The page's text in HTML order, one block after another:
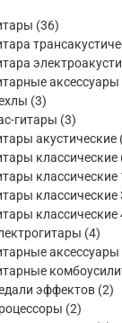
3636
товаров
аксессуары
33
товара
гитары 33
товара
акустические
классические
классические
классические
классические
44
аксессуары
эффектов 22
22